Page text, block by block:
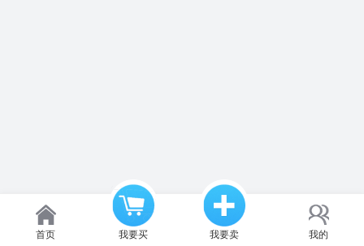
首页 我要买 我要卖 我的